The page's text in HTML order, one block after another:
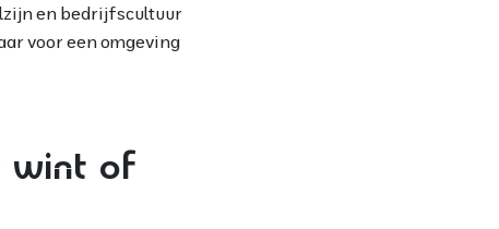
en bedrijfscultuur
voor een omgeving
wint of